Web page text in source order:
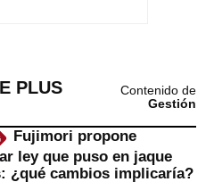
PLUS
Contenido de
Gestión
Fujimori propone
ley que puso en jaque
¿qué cambios implicaría?